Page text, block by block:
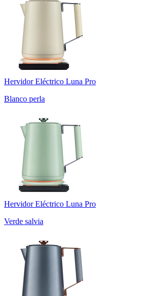
Hervidor Eléctrico Luna Pro
Blanco perla
Hervidor Eléctrico Luna Pro
Verde salvia